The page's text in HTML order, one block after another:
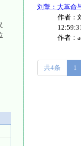
刘擎：大革命
作者：
作者：
共4条 1